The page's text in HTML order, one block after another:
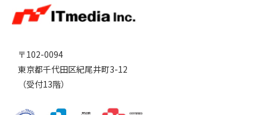
〒102-0094
東京都千代田区紀尾井町3-12
（受付13階）